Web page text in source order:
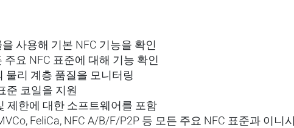
사용해 기본 NFC 기능을 확인
요 NFC 표준에 대해 기능 확인
물리 계층 품질을 모니터링
준 코일을 지원
제한에 대한 소프트웨어를 포함
FeliCa, NFC A/B/F/P2P 등 모든 주요 NFC 표준과 이